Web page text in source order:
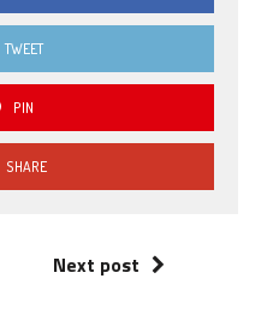
TWEET
PIN
SHARE
Next post